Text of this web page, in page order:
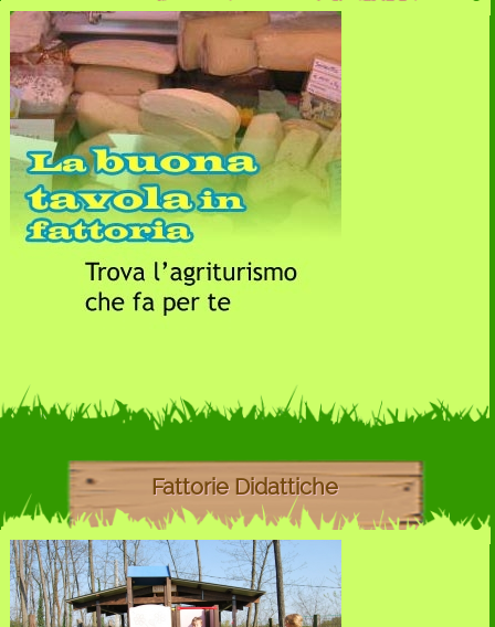
Fattorie Didattiche